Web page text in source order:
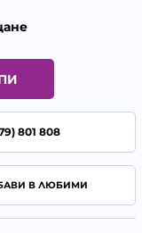
801 808
В ЛЮБИМИ